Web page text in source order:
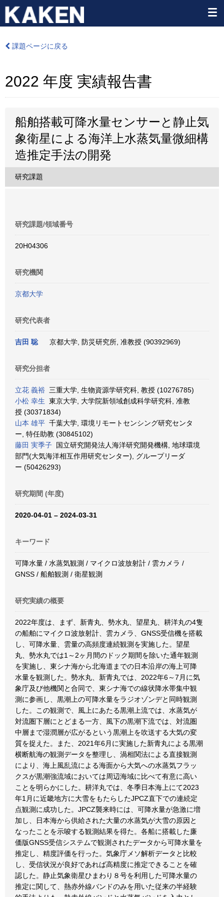
課題ページに戻る
2022 年度 実績報告書
船舶搭載可降水量センサーと静止気
象衛星による海洋上水蒸気量微細構
造推定手法の開発
研究課題
研究課題/領域番号
20H04306
研究機関
京都大学
研究代表者
吉田 聡 京都大学, 防災研究所, 准教授 (90392969)
研究分担者
立花 義裕 三重大学, 生物資源学研究科, 教授 (10276785)
小松 幸生 東京大学, 大学院新領域創成科学研究科, 准教
授 (30371834)
山本 雄平 千葉大学, 環境リモートセンシング研究センタ
ー, 特任助教 (30845102)
藤田 実季子 国立研究開発法人海洋研究開発機構, 地球環境
部門(大気海洋相互作用研究センター), グループリーダ
ー (50426293)
研究期間 (年度)
2020-04-01 – 2024-03-31
キーワード
可降水量 / 水蒸気観測 / マイクロ波放射計 / 雲カメラ /
GNSS / 船舶観測 / 衛星観測
研究実績の概要
2022年度は、まず、新青丸、勢水丸、望星丸、耕洋丸の4隻
の船舶にマイクロ波放射計、雲カメラ、GNSS受信機を搭載
し、可降水量、雲量の高頻度連続観測を実施した。望星
丸、勢水丸では1～2ヶ月間のドック期間を除いた通年観測
を実施し、東シナ海から北海道までの日本沿岸の海上可降
水量を観測した。勢水丸、新青丸では、2022年6～7月に気
象庁及び他機関と合同で、東シナ海での線状降水帯集中観
測に参画し、黒潮上の可降水量をラジオゾンデと同時観測
した。この観測で、風上にあたる黒潮上流では、水蒸気が
対流圏下層にとどまる一方、風下の黒潮下流では、対流圏
中層まで湿潤層が広がるという黒潮上を吹送する大気の変
質を捉えた。また、2021年6月に実施した新青丸による黒潮
横断航海の観測データを整理し、渦相関法による直接観測
により、海上風乱流による海面から大気への水蒸気フラッ
クスが黒潮強流域においては周辺海域に比べて有意に高い
ことを明らかにした。耕洋丸では、冬季日本海上にて2023
年1月に近畿地方に大雪をもたらしたJPCZ直下での連続定
点観測に成功した。JPCZ襲来時には、可降水量が急激に増
加し、日本海から供給された大量の水蒸気が大雪の原因と
なったことを示唆する観測結果を得た。各船に搭載した廉
価版GNSS受信システムで観測されたデータから可降水量を
推定し、精度評価を行った。気象庁メソ解析データと比較
し、受信状況が良好であれば高精度に推定できることを確
認した。静止気象衛星ひまわり８号を利用した可降水量の
推定に関して、熱赤外線バンドのみを用いた従来の半経験